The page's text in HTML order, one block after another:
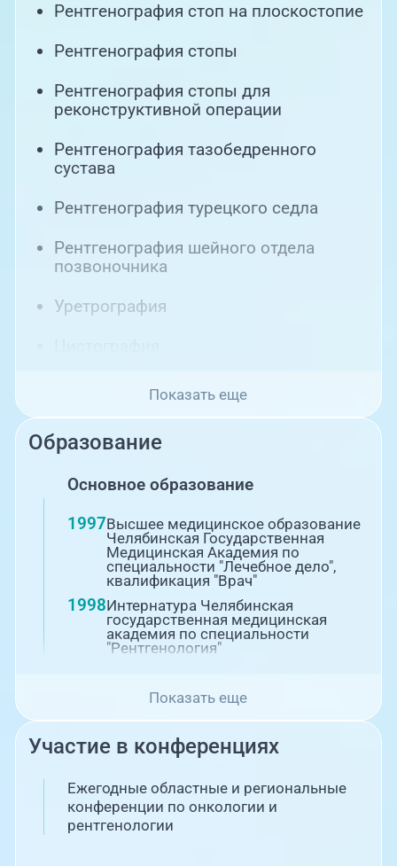
Рентгенография стоп на плоскостопие
Рентгенография стопы
Рентгенография стопы для
реконструктивной операции
Рентгенография тазобедренного
сустава
Рентгенография турецкого седла
Рентгенография шейного отдела
позвоночника
Уретрография
Показать еще
Образование
Основное образование
1997Высшее медицинское образование
Челябинская Государственная
Медицинская Академия по
специальности "Лечебное дело",
квалификация "Врач"
1998Интернатура Челябинская
государственная медицинская
академия по специальности
"Рентгенология"
государственный медицинский
университет" Министерства
специальности "Радиотерапия"
2018Повышение квалификации в ЧУ
ДПО "Институт переподготовки и
Показать еще
Участие в конференциях
Ежегодные областные и региональные
конференции по онкологии и
рентгенологии